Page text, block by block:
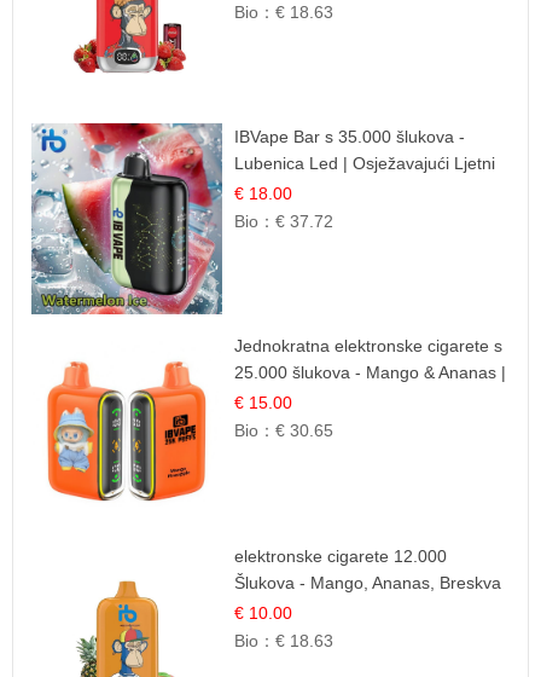
Bio：€ 18.63
IBVape Bar s 35.000 šlukova -
Lubenica Led | Osježavajući Ljetni
Okus
€ 18.00
Bio：€ 37.72
Jednokratna elektronske cigarete s
25.000 šlukova - Mango & Ananas |
Egzotična Voćna Mješavina
€ 15.00
Bio：€ 30.65
elektronske cigarete 12.000
Šlukova - Mango, Ananas, Breskva
| Tropska Voćna Mješavina
€ 10.00
Bio：€ 18.63